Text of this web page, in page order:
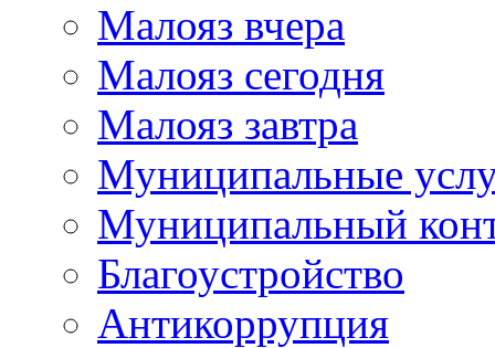
Малояз вчера
Малояз сегодня
Малояз завтра
Муниципальные
Муниципальный
Благоустройство
Антикоррупция